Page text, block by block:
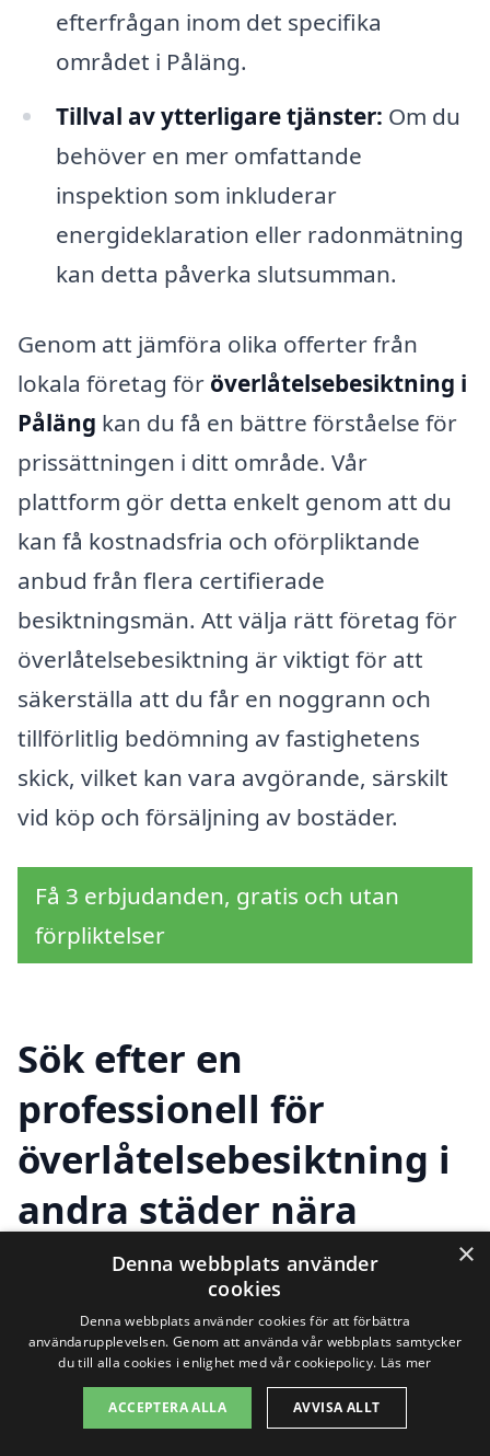
efterfrågan inom det specifika
området i Påläng.
Tillval av ytterligare tjänster: Om du
behöver en mer omfattande
inspektion som inkluderar
energideklaration eller radonmätning
kan detta påverka slutsumman.
Genom att jämföra olika offerter från
lokala företag för överlåtelsebesiktning i
Påläng kan du få en bättre förståelse för
prissättningen i ditt område. Vår
plattform gör detta enkelt genom att du
kan få kostnadsfria och oförpliktande
anbud från flera certifierade
besiktningsmän. Att välja rätt företag för
överlåtelsebesiktning är viktigt för att
säkerställa att du får en noggrann och
tillförlitlig bedömning av fastighetens
skick, vilket kan vara avgörande, särskilt
vid köp och försäljning av bostäder.
Få 3 erbjudanden, gratis och utan
förpliktelser
Sök efter en
professionell för
överlåtelsebesiktning i
andra städer nära
Påläng
Att hitta rätt hjälp för
överlåtelsebesiktning i Pålängär viktigt
när du ska köpa eller sälja bostad.
×
Denna webbplats använder
cookies
Denna webbplats använder cookies för att förbättra
användarupplevelsen. Genom att använda vår webbplats samtycker
du till alla cookies i enlighet med vår cookiepolicy. Läs mer
ACCEPTERA ALLA AVVISA ALLT